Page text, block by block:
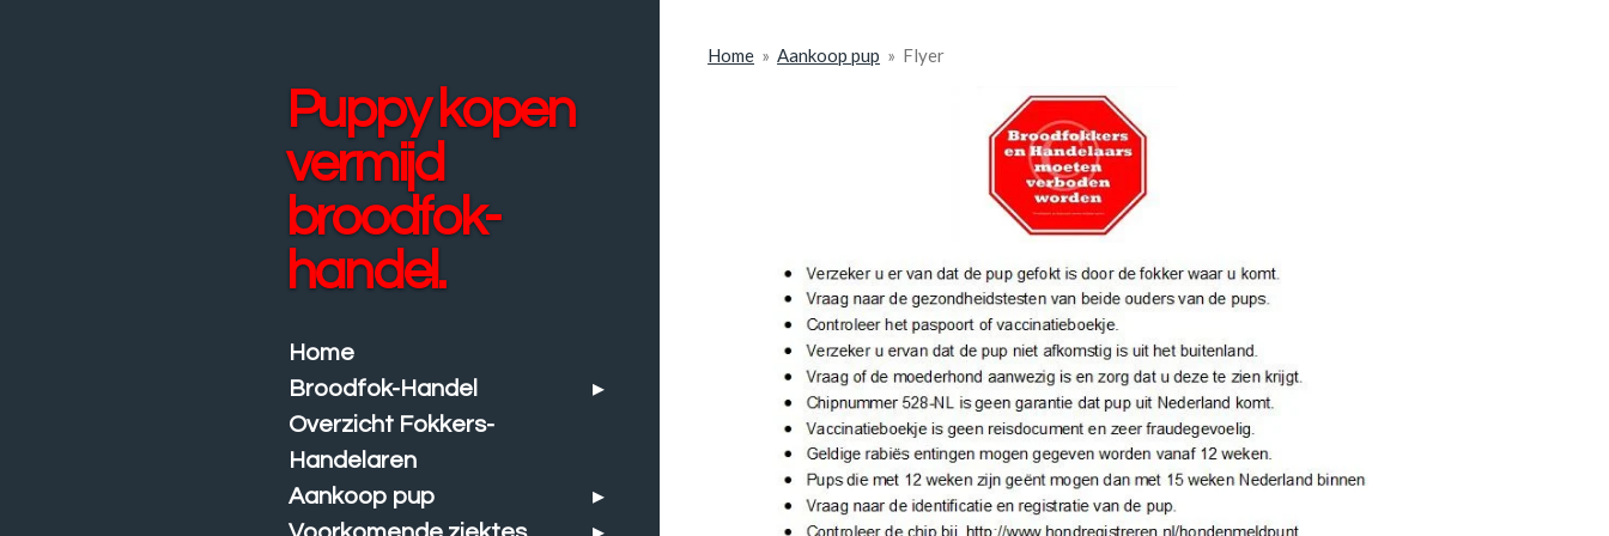
Home » Aankoop pup » Flyer
Puppy kopen
vermijd
broodfok-
handel.
Home
Broodfok-Handel
Overzicht Fokkers-
Handelaren
Aankoop pup